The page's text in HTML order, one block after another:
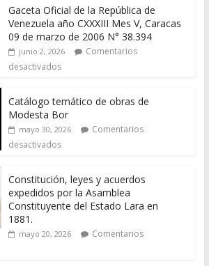
Gaceta Oficial de la República de
Venezuela año CXXXIII Mes V, Caracas
09 de marzo de 2006 N° 38.394
junio 2, 2026
Comentarios
desactivados
Catálogo temático de obras de
Modesta Bor
mayo 30, 2026
Comentarios
desactivados
Constitución, leyes y acuerdos
expedidos por la Asamblea
Constituyente del Estado Lara en
1881.
mayo 20, 2026
Comentarios